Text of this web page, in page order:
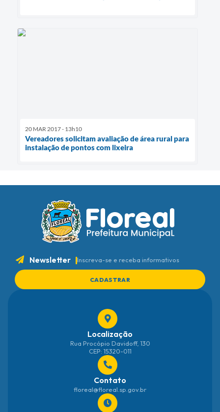
20 MAR 2017 - 13h10
Vereadores solicitam avaliação de área rural para
instalação de pontos com lixeira
Newsletter Inscreva-se e receba informativos
CADASTRAR
Localização
Rua Procópio Davidoff, 130
CEP: 15320-011
Contato
floreal@floreal.sp.gov.br